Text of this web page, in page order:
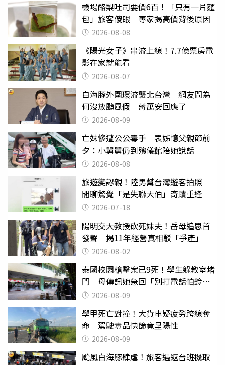
機場酪梨吐司要價6百！「只有一片麵
包」旅客傻眼 專家揭高價背後原因
2026-08-08
《陽光女子》串流上線！7.7億票房電
影在家就能看
2026-08-07
白海豚外圍環流襲北台灣 網友問為
何沒放颱風假 蔣萬安回應了
2026-08-09
亡妹慘遭公公毒手 表姊憶父親節前
夕：小舅舅仍到殯儀館陪她說話
2026-08-08
旅遊變認親！陸男幫台灣遊客拍照
閒聊驚覺「是失聯大伯」奇蹟重逢
2026-07-18
陽明交大教授砍死妹夫！岳母追思首
發聲 揭11年經營真相駁「爭產」
2026-08-02
泰國校園槍擊案已9死！學生躲教室堵
門 母傳訊她急回「別打電話怕鈴
響」2026-08-09
學甲死亡對撞！大貨車疑疲勞跨線奪
命 駕駛毒品快篩竟呈陽性
2026-08-09
颱風白海豚肆虐！旅客遇返台班機取